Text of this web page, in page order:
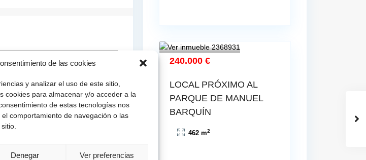
de las cookies
y analizar el uso de este sitio,
cookies para almacenar y/o acceder a la
de estas tecnologías nos
comportamiento de navegación o las
Denegar Ver preferencias
240.000 €
LOCAL PRÓXIMO AL
PARQUE DE MANUEL
BARQUÍN
462 m2